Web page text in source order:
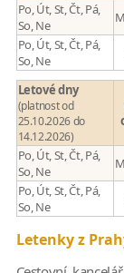
Po, Út, St, Čt, Pá,
So, Ne
Po, Út, St, Čt, Pá,
So, Ne
Letové dny
(platnost od
25.10.2026 do
14.12.2026)
Po, Út, St, Čt, Pá,
So, Ne
Po, Út, St, Čt, Pá,
So, Ne
Letenky z